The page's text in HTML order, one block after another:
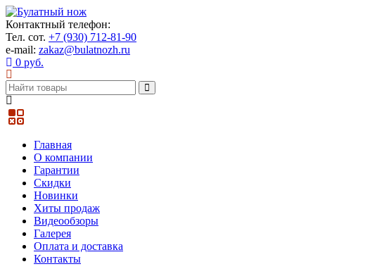
Контактный телефон:
Тел. сот. +7 (930) 712-81-90
e-mail: zakaz@bulatnozh.ru
0 руб.
Главная
О компании
Гарантии
Скидки
Новинки
Хиты продаж
Видеообзоры
Галерея
Оплата и доставка
Контакты